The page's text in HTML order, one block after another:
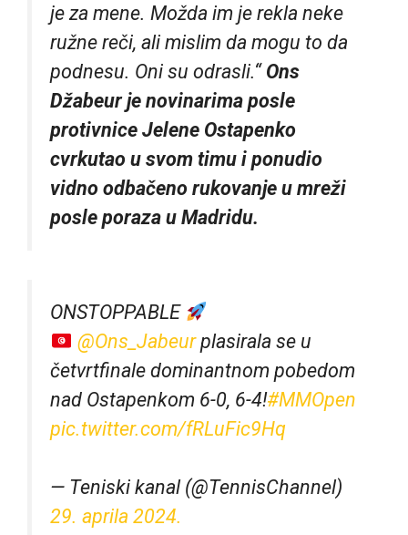
je za mene. Možda im je rekla neke
ružne reči, ali mislim da mogu to da
podnesu. Oni su odrasli.“ Ons
Džabeur je novinarima posle
protivnice Jelene Ostapenko
cvrkutao u svom timu i ponudio
vidno odbačeno rukovanje u mreži
posle poraza u Madridu.
ONSTOPPABLE
@Ons_Jabeurplasirala se u
četvrtfinale dominantnom pobedom
nad Ostapenkom 6-0, 6-4!#MMOpen
pic.twitter.com/fRLuFic9Hq
— Teniski kanal (@TennisChannel)
29. aprila 2024.